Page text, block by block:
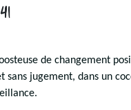
de changement
jugement, dans un